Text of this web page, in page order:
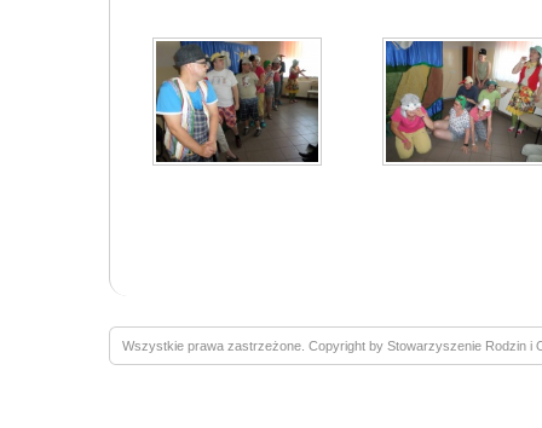
Wszystkie prawa zastrzeżone. Copyright by Stowarzyszenie Rodzin i